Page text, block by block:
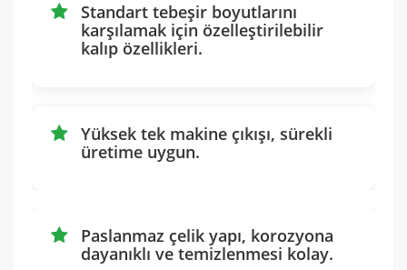
Standart tebeşir boyutlarını
karşılamak için özelleştirilebilir
kalıp özellikleri.
Yüksek tek makine çıkışı, sürekli
üretime uygun.
Paslanmaz çelik yapı, korozyona
dayanıklı ve temizlenmesi kolay.